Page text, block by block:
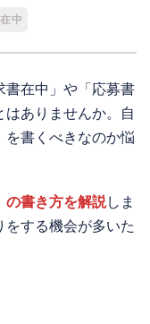
在中
書在中」や「応募書
ありませんか。自
を書くべきなのか悩
の書き方を解説しま
する機会が多いた